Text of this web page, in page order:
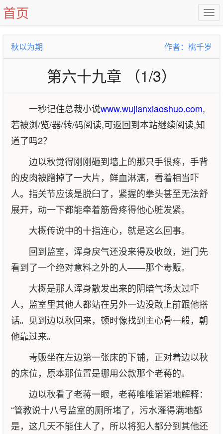
首页
秋以为期 作者：桃千岁
第六十九章 （1/3）
一秒记住总裁小说www.wujianxiaoshuo.com,
若被浏/览/器/转/码阅读,可返回到本站继续阅读,知
道了吗2？
边以秋觉得刚刚砸到墙上的那只手很疼，手背
的皮肉被蹭掉了一大片，鲜血淋漓，看着相当吓
人。指关节应该是脱臼了，紧握的拳头甚至无法舒
展开，动一下都能牵着筋骨疼得他心脏发紧。
大概传说中的十指连心，就是这么回事。
回到监室，浑身戾气还没来得及收敛，进门先
看到了一个绝对意料之外的人——那个毒贩。
大概是那人浑身散发出来的阴暗气场太过吓
人，监室里其他人都站在另外一边没敢上前跟他搭
话。见到边以秋回来，顿时像找到主心骨一般，朝
他靠过来。
毒贩坐在左边第一张床的下铺，正对着边以秋
的床位，原本那位置是挪用公款那个老蒋的。
边以秋看了老蒋一眼，老蒋唯唯诺诺地解释：
“管教说十八号监室的厕所堵了，污水灌得满地都
是，这几天不能住人了，所以将犯人都分到其他还